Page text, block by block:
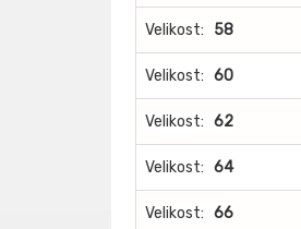
Velikost: 58
Velikost: 60
Velikost: 62
Velikost: 64
Velikost: 66